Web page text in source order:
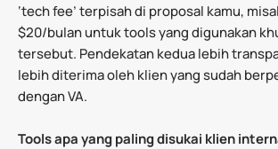
‘tech fee’ terpisah di proposal kamu,
$20/bulan untuk tools yang digunakan
tersebut. Pendekatan kedua lebih
lebih diterima oleh klien yang sudah
dengan VA.
Tools apa yang paling disukai klien